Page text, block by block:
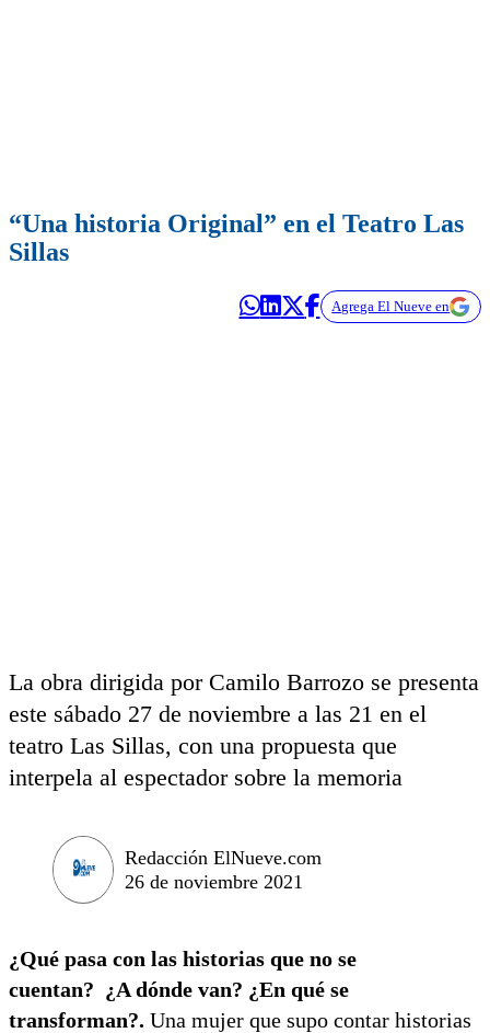
“Una historia Original” en el Teatro Las
Sillas
Agrega El Nueve en
La obra dirigida por Camilo Barrozo se presenta
este sábado 27 de noviembre a las 21 en el
teatro Las Sillas, con una propuesta que
interpela al espectador sobre la memoria
Redacción ElNueve.com
26 de noviembre 2021
¿Qué pasa con las historias que no se
cuentan? ¿A dónde van? ¿En qué se
transforman?. Una mujer que supo contar historias